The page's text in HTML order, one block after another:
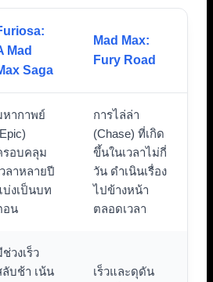
Mad
Saga
Mad Max:
Fury Road
หากาพย์
รอบคลุม
วลาหลายปี
บ่งเป็นบท
อน
การไล่ล่า
(Chase) ที่เกิด
ขึ้นในเวลาไม่กี่
วัน ดำเนินเรื่อง
ไปข้างหน้า
ตลอดเวลา
ช่วงเร็ว
ลับช้า เน้น
เร็วและดุดัน